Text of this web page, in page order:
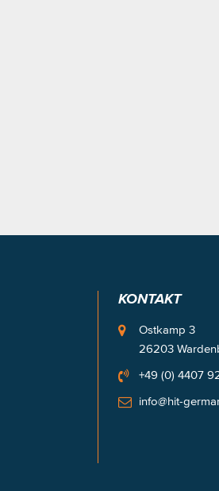
KONTAKT
Ostkamp 3
26203
+49 (0) 4407
info@hit-